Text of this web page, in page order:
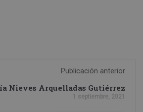
Publicación anterior
Nieves Arquelladas Gutiérrez
1 septiembre, 2021